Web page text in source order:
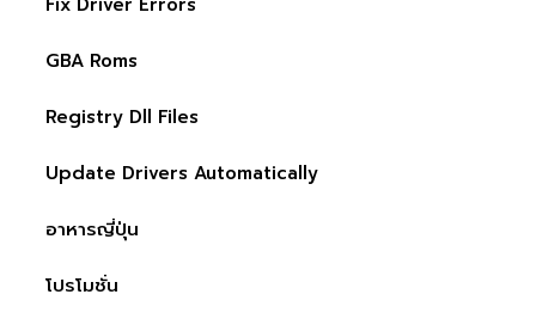
GBA Roms
Registry Dll Files
Update Drivers Automatically
อาหารญี่ปุ่น
โปรโมชั่น